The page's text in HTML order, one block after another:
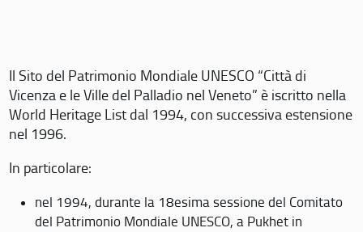
Il Sito del Patrimonio Mondiale UNESCO “Città di
Vicenza e le Ville del Palladio nel Veneto” è iscritto nella
World Heritage List dal 1994, con successiva estensione
nel 1996.
In particolare:
nel 1994, durante la 18esima sessione del Comitato
del Patrimonio Mondiale UNESCO, a Pukhet in